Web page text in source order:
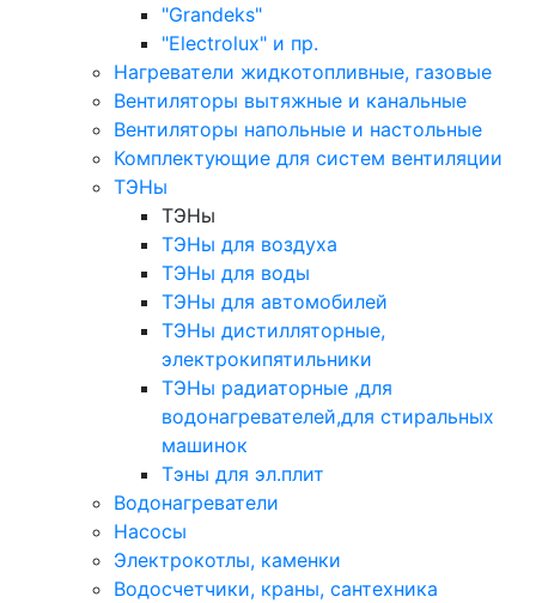
"Grandeks"
"Electrolux" и пр.
Нагреватели жидкотопливные, газовые
Вентиляторы вытяжные и канальные
Вентиляторы напольные и настольные
Комплектующие для систем вентиляции
ТЭНы
ТЭНы
ТЭНы для воздуха
ТЭНы для воды
ТЭНы для автомобилей
ТЭНы дистилляторные,
электрокипятильники
ТЭНы радиаторные ,для
водонагревателей,для стиральных
машинок
Тэны для эл.плит
Водонагреватели
Насосы
Электрокотлы, каменки
Водосчетчики, краны, сантехника